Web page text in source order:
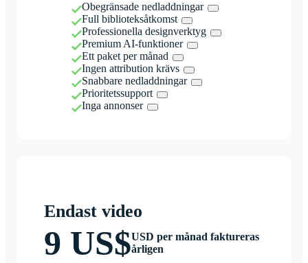
Obegränsade nedladdningar
Full biblioteksåtkomst
Professionella designverktyg
Premium AI-funktioner
Ett paket per månad
Ingen attribution krävs
Snabbare nedladdningar
Prioritetssupport
Inga annonser
Endast video
9 US$USD per månad faktureras
årligen